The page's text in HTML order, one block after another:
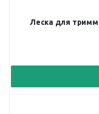
Леска для